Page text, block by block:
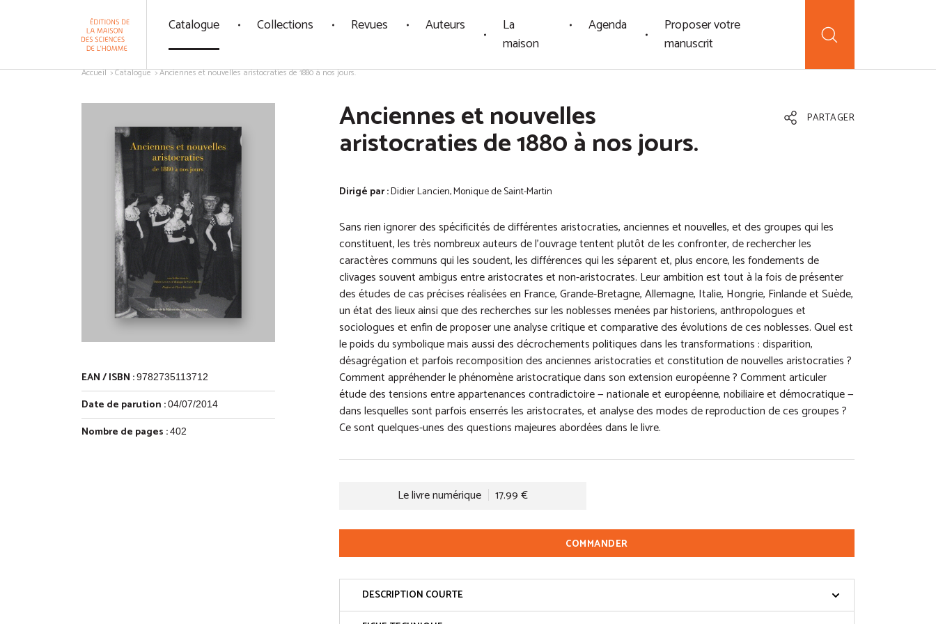
Catalogue Collections Revues Auteurs
La
maison
Agenda
Proposer votre
manuscrit
Accueil Catalogue Anciennes et nouvelles aristocraties de 1880 à nos jours.
EAN / ISBN :9782735113712
Date de parution :04/07/2014
Nombre de pages :402
Anciennes et nouvelles
aristocraties de 1880 à nos jours.
PARTAGER
Dirigé par :Didier Lancien, Monique de Saint-Martin
Sans rien ignorer des spécificités de différentes aristocraties, anciennes et nouvelles, et des groupes qui les
constituent, les très nombreux auteurs de l’ouvrage tentent plutôt de les confronter, de rechercher les
caractères communs qui les soudent, les différences qui les séparent et, plus encore, les fondements de
clivages souvent ambigus entre aristocrates et non-aristocrates. Leur ambition est tout à la fois de présenter
des études de cas précises réalisées en France, Grande-Bretagne, Allemagne, Italie, Hongrie, Finlande et Suède,
un état des lieux ainsi que des recherches sur les noblesses menées par historiens, anthropologues et
sociologues et enfin de proposer une analyse critique et comparative des évolutions de ces noblesses. Quel est
le poids du symbolique mais aussi des décrochements politiques dans les transformations : disparition,
désagrégation et parfois recomposition des anciennes aristocraties et constitution de nouvelles aristocraties ?
Comment appréhender le phénomène aristocratique dans son extension européenne ? Comment articuler
étude des tensions entre appartenances contradictoire — nationale et européenne, nobiliaire et démocratique —
dans lesquelles sont parfois enserrés les aristocrates, et analyse des modes de reproduction de ces groupes ?
Ce sont quelques-unes des questions majeures abordées dans le livre.
Le livre numérique 17.99 €
COMMANDER
DESCRIPTION COURTE